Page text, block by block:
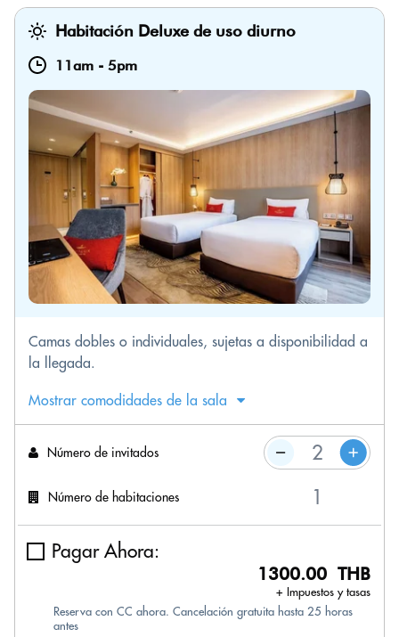
Habitación Deluxe de uso diurno
11am - 5pm
Camas dobles o individuales, sujetas a disponibilidad a
la llegada.
Mostrar comodidades de la sala
Número de invitados
Número de habitaciones
Pagar Ahora:
1300.00 THB
+ Impuestos y tasas
Reserva con CC ahora. Cancelación gratuita hasta 25 horas
antes